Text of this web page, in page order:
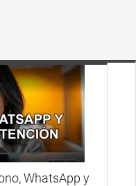
WhatsApp y